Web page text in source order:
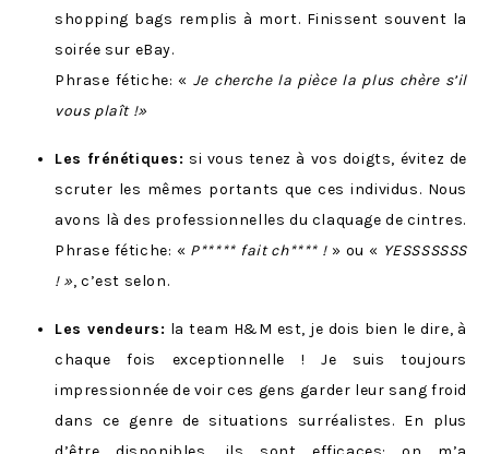
shopping bags remplis à mort. Finissent souvent la
soirée sur eBay.
Phrase fétiche: « Je cherche la pièce la plus chère s’il
vous plaît !»
Les frénétiques: si vous tenez à vos doigts, évitez de
scruter les mêmes portants que ces individus. Nous
avons là des professionnelles du claquage de cintres.
Phrase fétiche: « P***** fait ch**** !» ou « YESSSSSSS
! », c’est selon.
Les vendeurs: la team H&M est, je dois bien le dire, à
chaque fois exceptionnelle ! Je suis toujours
impressionnée de voir ces gens garder leur sang froid
dans ce genre de situations surréalistes. En plus